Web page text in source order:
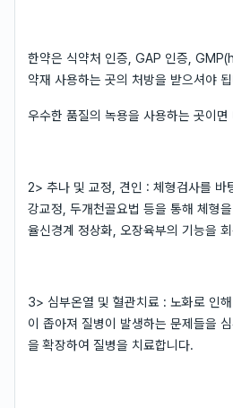
한약은 식약처 인증, GAP 인증,
약재 사용하는 곳의 처방을 받으셔야
우수한 품질의 녹용을 사용하는 곳이면
2> 추나 및 교정, 견인 : 체형검사를 바
강교정, 두개천골요법 등을 통해 체형
율신경계 정상화, 오장육부의 기능을
3> 심부온열 및 혈관치료 : 노화로 인
이 좁아져 질병이 발생하는 문제들을
을 확장하여 질병을 치료합니다.